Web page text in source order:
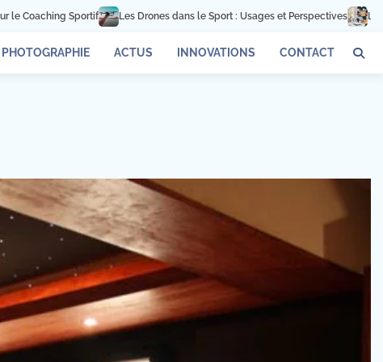
Les Drones dans le Sport : Usages et Perspectives Les Startups qui
PHOTOGRAPHIE ACTUS INNOVATIONS CONTACT